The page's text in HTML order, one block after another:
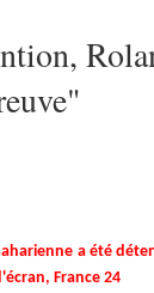
a été
France 24